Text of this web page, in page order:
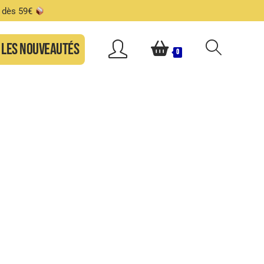
59€
Les nouveautés 0